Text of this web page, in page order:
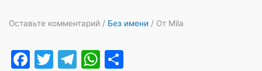
Оставьте комментарий / Без имени / От Mila
F
T
T
W